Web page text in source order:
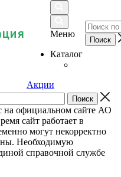
Меню
Каталог
Акции
на официальном сайте АО
сайт работает в
могут некорректно
Необходимую
справочной службе